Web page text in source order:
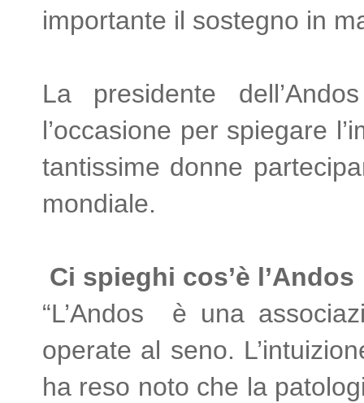
importante il sostegno in
La presidente
l’occasione per spiegare
tantissime donne
mondiale.
Ci spieghi cos’è l’Andos
“L’Andos è una
operate al seno.
ha reso noto che la